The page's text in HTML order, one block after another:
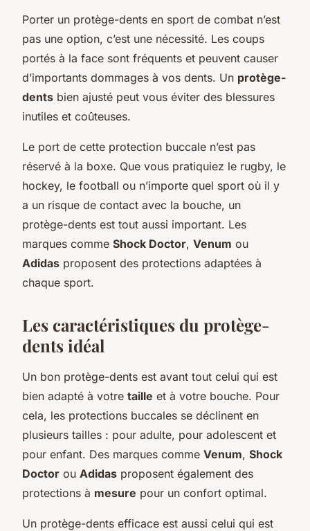
Porter un protège-dents en sport de combat n’est
pas une option, c’est une nécessité. Les coups
portés à la face sont fréquents et peuvent causer
d’importants dommages à vos dents. Un protège-
dents bien ajusté peut vous éviter des blessures
inutiles et coûteuses.
Le port de cette protection buccale n’est pas
réservé à la boxe. Que vous pratiquiez le rugby, le
hockey, le football ou n’importe quel sport où il y
a un risque de contact avec la bouche, un
protège-dents est tout aussi important. Les
marques comme Shock Doctor, Venum ou
Adidas proposent des protections adaptées à
chaque sport.
Les caractéristiques du protège-
dents idéal
Un bon protège-dents est avant tout celui qui est
bien adapté à votre taille et à votre bouche. Pour
cela, les protections buccales se déclinent en
plusieurs tailles : pour adulte, pour adolescent et
pour enfant. Des marques comme Venum, Shock
Doctor ou Adidas proposent également des
protections à mesure pour un confort optimal.
Un protège-dents efficace est aussi celui qui est